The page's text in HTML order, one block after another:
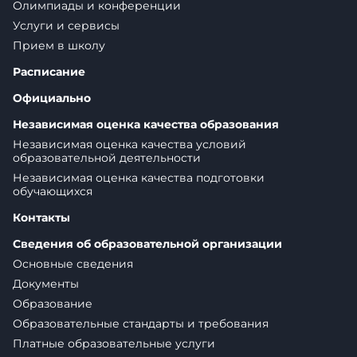
Олимпиады и конференции
Услуги и сервисы
Прием в школу
Расписание
Официально
Независимая оценка качества образования
Независимая оценка качества условий
образовательной деятельности
Независимая оценка качества подготовки
обучающихся
Контакты
Сведения об образовательной организации
Основные сведения
Документы
Образование
Образовательные стандарты и требования
Платные образовательные услуги